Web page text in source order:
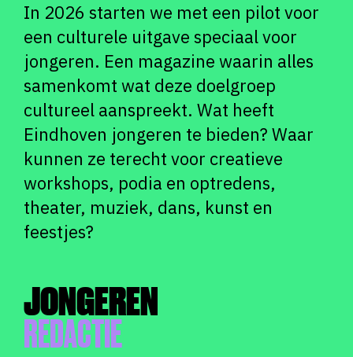
In 2026 starten we met een pilot voor
een culturele uitgave speciaal voor
jongeren. Een magazine waarin alles
samenkomt wat deze doelgroep
cultureel aanspreekt. Wat heeft
Eindhoven jongeren te bieden? Waar
kunnen ze terecht voor creatieve
workshops, podia en optredens,
theater, muziek, dans, kunst en
feestjes?
JONGEREN
REDACTIE